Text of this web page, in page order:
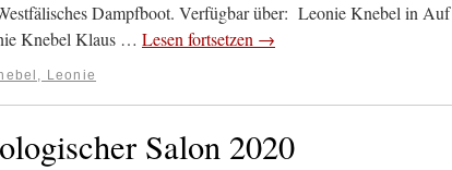
Dampfboot. Verfügbar über: Leonie Knebel in Auf
Knebel Klaus … Lesen fortsetzen →
Leonie
Salon 2020